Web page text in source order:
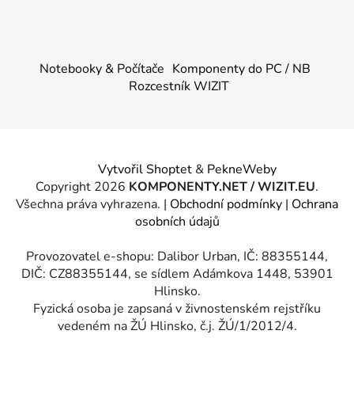
Notebooky & Počítače Komponenty do PC / NB
Rozcestník WIZIT
Vytvořil Shoptet& PekneWeby
Copyright 2026 KOMPONENTY.NET / WIZIT.EU.
Všechna práva vyhrazena. | Obchodní podmínky | Ochrana
osobních údajů
Provozovatel e-shopu: Dalibor Urban, IČ: 88355144,
DIČ: CZ88355144, se sídlem Adámkova 1448, 53901
Hlinsko.
Fyzická osoba je zapsaná v živnostenském rejstříku
vedeném na ŽÚ Hlinsko, č.j. ŽÚ/1/2012/4.